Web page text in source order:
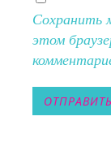
Сохранить
этом